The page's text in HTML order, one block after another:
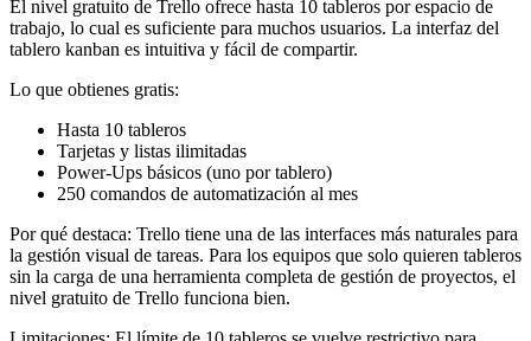
El nivel gratuito de Trello ofrece hasta 10 tableros por espacio de
trabajo, lo cual es suficiente para muchos usuarios. La interfaz del
tablero kanban es intuitiva y fácil de compartir.
Lo que obtienes gratis:
Hasta 10 tableros
Tarjetas y listas ilimitadas
Power-Ups básicos (uno por tablero)
250 comandos de automatización al mes
Por qué destaca: Trello tiene una de las interfaces más naturales para
la gestión visual de tareas. Para los equipos que solo quieren tableros
sin la carga de una herramienta completa de gestión de proyectos, el
nivel gratuito de Trello funciona bien.